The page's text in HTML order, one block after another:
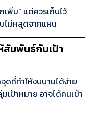
พิ่ม” แต่ควรเก็บไว้
ไม่หลุดจากแผน
สัมพันธ์กับเป้า
ดที่ทำให้งบบานได้ง่าย
ป้าหมาย อาจได้คนเข้า